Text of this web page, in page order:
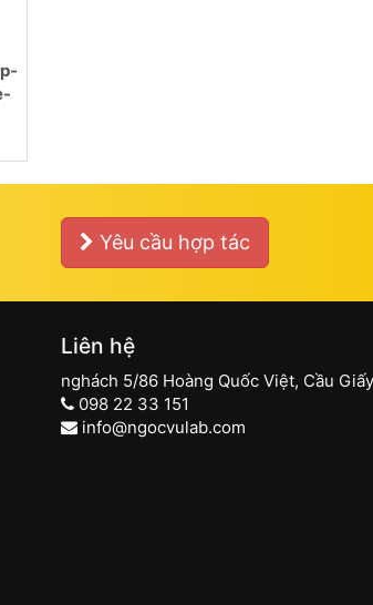
Yêu cầu hợp tác
Liên hệ
nghách 5/86 Hoàng Quốc Việt, Cầu
098 22 33 151
info@ngocvulab.com